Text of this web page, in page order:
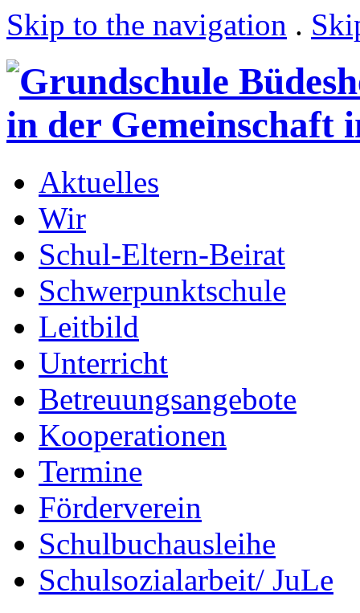
Skip to the navigation .
Aktuelles
Wir
Schul-Eltern-Beirat
Schwerpunktschule
Leitbild
Unterricht
Betreuungsangebote
Kooperationen
Termine
Förderverein
Schulbuchausleihe
Schulsozialarbeit/ JuLe